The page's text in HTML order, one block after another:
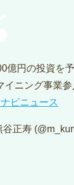
億円の投資を
イニング事業
ビニュース
正寿